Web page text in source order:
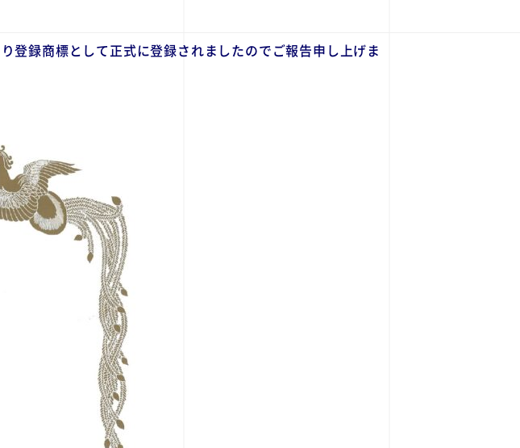
登録商標として正式に登録されましたのでご報告申し上げま